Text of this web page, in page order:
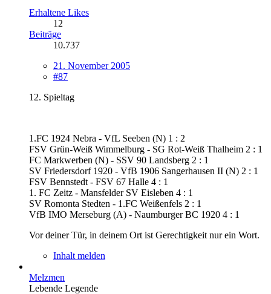
Erhaltene Likes
12
Beiträge
10.737
21. November 2005
#87
12. Spieltag
1.FC 1924 Nebra - VfL Seeben (N) 1 : 2
FSV Grün-Weiß Wimmelburg - SG Rot-Weiß Thalheim 2 : 1
FC Markwerben (N) - SSV 90 Landsberg 2 : 1
SV Friedersdorf 1920 - VfB 1906 Sangerhausen II (N) 2 : 1
FSV Bennstedt - FSV 67 Halle 4 : 1
1. FC Zeitz - Mansfelder SV Eisleben 4 : 1
SV Romonta Stedten - 1.FC Weißenfels 2 : 1
VfB IMO Merseburg (A) - Naumburger BC 1920 4 : 1
Vor deiner Tür, in deinem Ort ist Gerechtigkeit nur ein Wort.
Inhalt melden
Melzmen
Lebende Legende